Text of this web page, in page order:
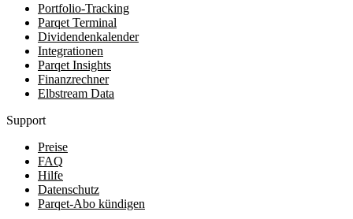
Portfolio-Tracking
Parqet Terminal
Dividendenkalender
Integrationen
Parqet Insights
Finanzrechner
Elbstream Data
Support
Preise
FAQ
Hilfe
Datenschutz
Parqet-Abo kündigen